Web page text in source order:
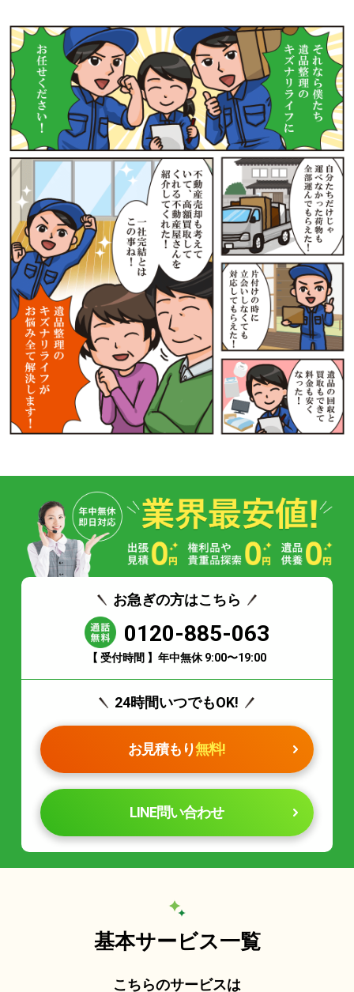
お急ぎの方はこちら
0120-885-063
【 受付時間 】年中無休 9:00〜19:00
24時間いつでもOK!
お見積もり無料!
LINE問い合わせ
基本サービス一覧
こちらのサービスは